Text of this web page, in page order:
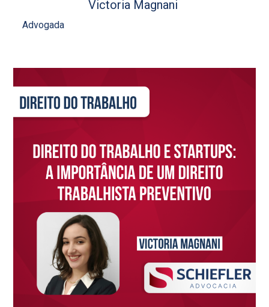
Victoria Magnani
Advogada